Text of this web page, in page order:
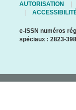
AUTORISATION
e-ISSN numéros
spéciaux : 2823-